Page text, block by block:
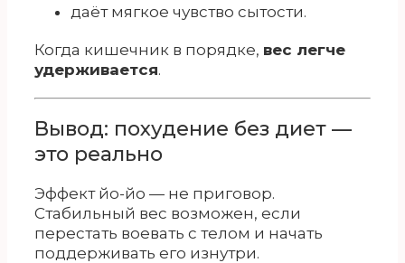
даёт мягкое чувство сытости.
Когда кишечник в порядке, вес легче
удерживается.
Вывод: похудение без диет —
это реально
Эффект йо-йо — не приговор.
Стабильный вес возможен, если
перестать воевать с телом и начать
поддерживать его изнутри.